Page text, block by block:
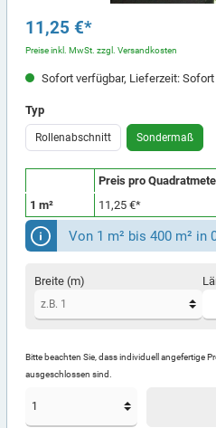
11,25 €*
Preise inkl. MwSt. zzgl. Versandkosten
Sofort verfügbar, Lieferzeit:
Typ
Rollenabschnitt Sondermaß
Preis pro
1 m²
11,25 €*
Von 1 m² bis 400 m² in
Breite (m)
Bitte beachten Sie, dass individuell angefertige
ausgeschlossen sind.